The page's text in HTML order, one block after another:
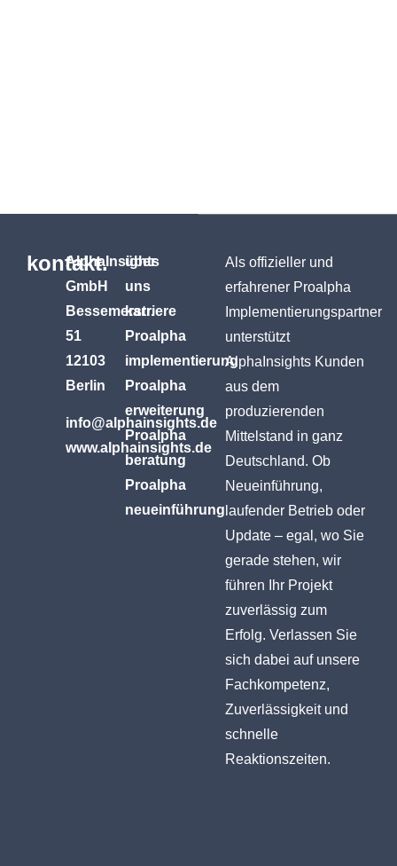
kontakt.
AlphaInsights
GmbH
Bessemerstr.
51
12103
Berlin
info@alphainsights.de
www.alphainsights.de
über
uns
karriere
Proalpha
implementierung
Proalpha
erweiterung
Proalpha
beratung
Proalpha
neueinführung
Als offizieller und
erfahrener Proalpha
Implementierungspartner
unterstützt
AlphaInsights Kunden
aus dem
produzierenden
Mittelstand in ganz
Deutschland. Ob
Neueinführung,
laufender Betrieb oder
Update – egal, wo Sie
gerade stehen, wir
führen Ihr Projekt
zuverlässig zum
Erfolg. Verlassen Sie
sich dabei auf unsere
Fachkompetenz,
Zuverlässigkeit und
schnelle
Reaktionszeiten.